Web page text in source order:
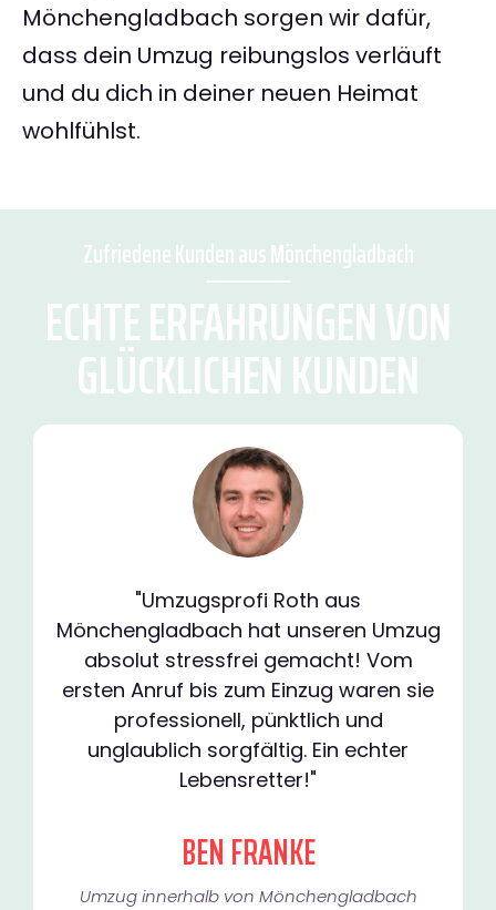
Mönchengladbach sorgen wir dafür,
dass dein Umzug reibungslos verläuft
und du dich in deiner neuen Heimat
wohlfühlst.
Zufriedene Kunden aus Mönchengladbach
ECHTE ERFAHRUNGEN VON
GLÜCKLICHEN KUNDEN
"Umzugsprofi Roth aus
Mönchengladbach hat unseren Umzug
absolut stressfrei gemacht! Vom
ersten Anruf bis zum Einzug waren sie
professionell, pünktlich und
unglaublich sorgfältig. Ein echter
Lebensretter!"
BEN FRANKE
Umzug innerhalb von Mönchengladbach​